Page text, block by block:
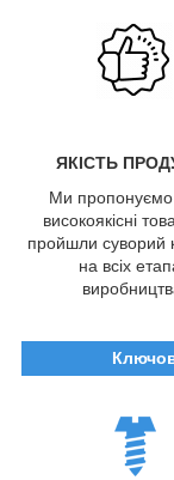
ЯКІСТЬ
Ми
високоякісні
пройшли суворий
на всіх